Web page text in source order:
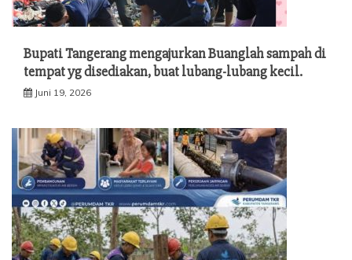
Bupati Tangerang mengajurkan Buanglah sampah di
tempat yg disediakan, buat lubang-lubang kecil.
Juni 19, 2026